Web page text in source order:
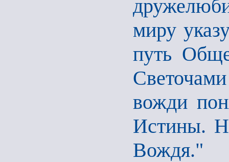
миру
путь
вожди
Истины.
Вождя."